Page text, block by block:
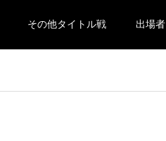
その他タイトル戦 出場者